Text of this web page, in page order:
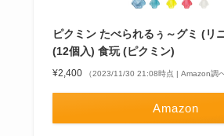
ピクミン たべられるぅ～グミ (リ
(12個入) 食玩 (ピクミン)
¥2,400 （2023/11/30 21:08時点 | Amazon調べ
Amazon